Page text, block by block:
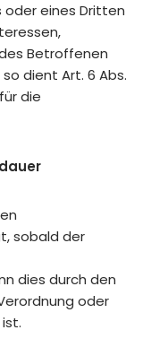
oder eines Dritten
Betroffenen
dient Art. 6 Abs.
die
sobald der
dies durch den
oder